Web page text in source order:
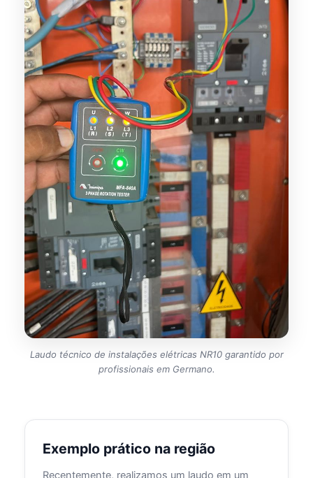
Laudo técnico de instalações elétricas NR10 garantido por
profissionais em Germano.
Exemplo prático na região
Recentemente, realizamos um laudo em um